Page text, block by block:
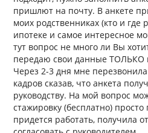
пришлют на почту. В анкете
моих родственниках (кто и где
ипотеке и самое интересное
тут вопрос не много ли Вы
передаю свои данные ТОЛЬКО
Через 2-3 дня мне
кадров сказав, что анкета
руководству. На мой вопрос
стажировку (бесплатно)
придется работать, получила